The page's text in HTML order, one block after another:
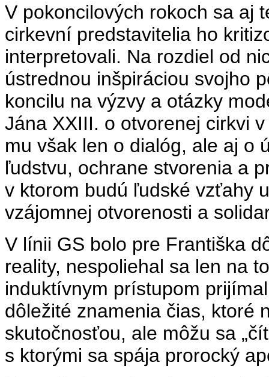
V pokoncilových rokoch sa aj
cirkevní predstavitelia ho
interpretovali. Na rozdiel od
ústrednou inšpiráciou svojho
koncilu na výzvy a otázky
Jána XXIII. o otvorenej cirkvi
mu však len o dialóg, ale aj o
ľudstvu, ochrane stvorenia a
v ktorom budú ľudské vzťahy
vzájomnej otvorenosti a
V línii GS bolo pre Františka
reality, nespoliehal sa len na
induktívnym prístupom
dôležité znamenia čias, ktoré
skutočnosťou, ale môžu sa
s ktorými sa spája prorocký